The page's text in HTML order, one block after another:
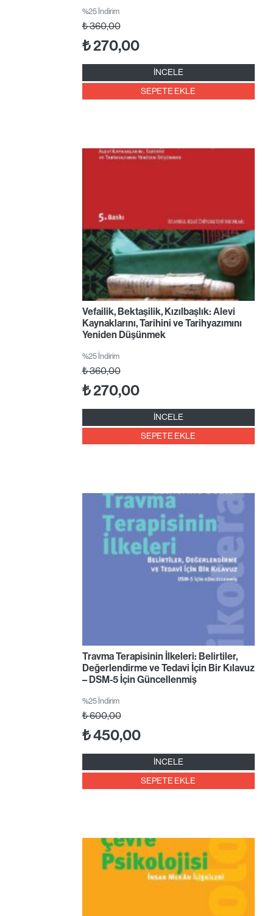
%25 İndirim
₺360,00
₺270,00
İNCELE
SEPETE EKLE
Vefailik, Bektaşilik, Kızılbaşlık: Alevi
Kaynaklarını, Tarihini ve Tarihyazımını
Yeniden Düşünmek
%25 İndirim
₺360,00
₺270,00
İNCELE
SEPETE EKLE
Travma Terapisinin İlkeleri: Belirtiler,
Değerlendirme ve Tedavi İçin Bir Kılavuz
– DSM-5 İçin Güncellenmiş
%25 İndirim
₺600,00
₺450,00
İNCELE
SEPETE EKLE